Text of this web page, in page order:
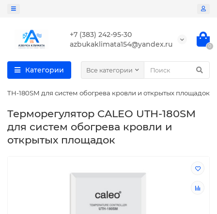
+7 (383) 242-95-30
azbukaklimata154@yandex.ru
0
Категории Все категории
180SM для систем обогрева кровли и открытых площадок
Терморегулятор CALEO UTH-180SM
для систем обогрева кровли и
открытых площадок